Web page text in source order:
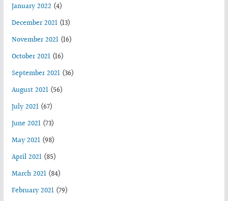
January 2022 (4)
December 2021(13)
November 2021(16)
October 2021(16)
September 2021(36)
August 2021(56)
July 2021(67)
June 2021(73)
May 2021(98)
April 2021(85)
March 2021(84)
February 2021(79)